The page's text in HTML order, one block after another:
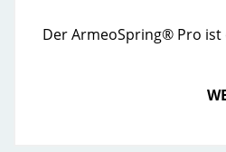
Der ArmeoSpring® Pro